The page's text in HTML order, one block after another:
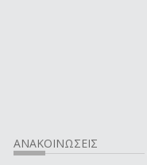
ΑΝΑΚΟΙΝΩΣΕΙΣ